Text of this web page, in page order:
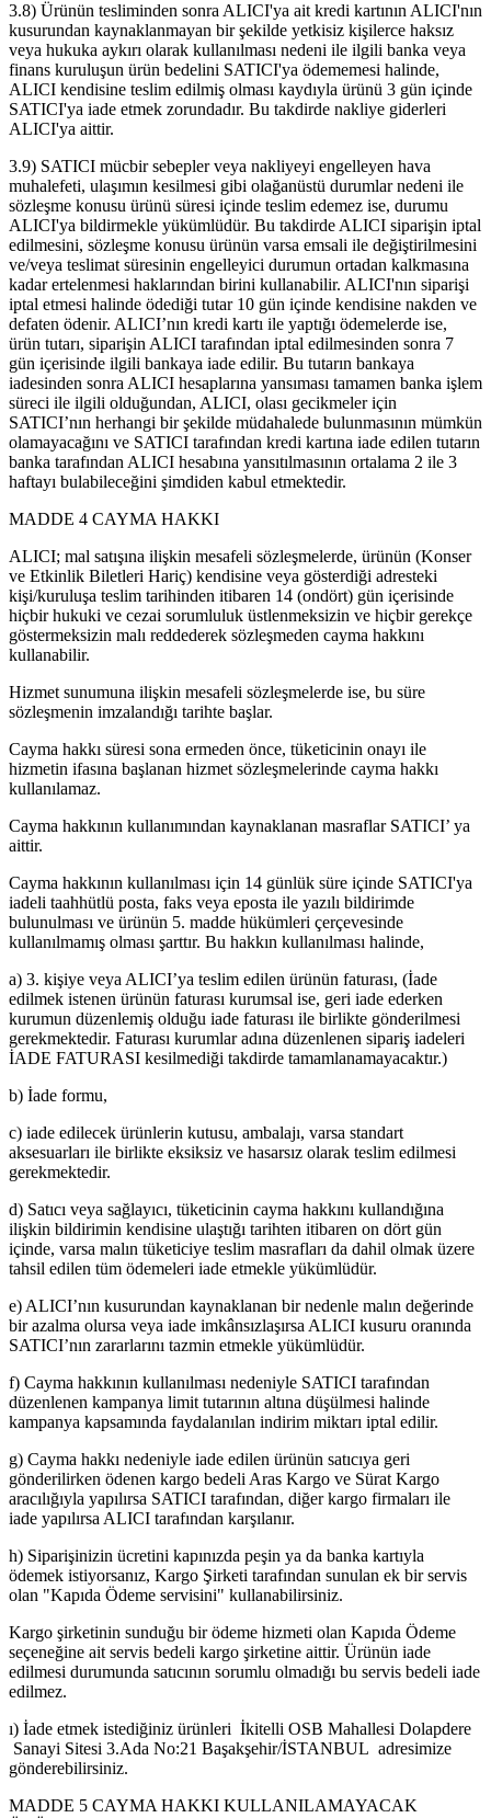
3.8) Ürünün tesliminden sonra ALICI'ya ait kredi kartının ALICI'nın
kusurundan kaynaklanmayan bir şekilde yetkisiz kişilerce haksız
veya hukuka aykırı olarak kullanılması nedeni ile ilgili banka veya
finans kuruluşun ürün bedelini SATICI'ya ödememesi halinde,
ALICI kendisine teslim edilmiş olması kaydıyla ürünü 3 gün içinde
SATICI'ya iade etmek zorundadır. Bu takdirde nakliye giderleri
ALICI'ya aittir.
3.9) SATICI mücbir sebepler veya nakliyeyi engelleyen hava
muhalefeti, ulaşımın kesilmesi gibi olağanüstü durumlar nedeni ile
sözleşme konusu ürünü süresi içinde teslim edemez ise, durumu
ALICI'ya bildirmekle yükümlüdür. Bu takdirde ALICI siparişin iptal
edilmesini, sözleşme konusu ürünün varsa emsali ile değiştirilmesini
ve/veya teslimat süresinin engelleyici durumun ortadan kalkmasına
kadar ertelenmesi haklarından birini kullanabilir. ALICI'nın siparişi
iptal etmesi halinde ödediği tutar 10 gün içinde kendisine nakden ve
defaten ödenir. ALICI’nın kredi kartı ile yaptığı ödemelerde ise,
ürün tutarı, siparişin ALICI tarafından iptal edilmesinden sonra 7
gün içerisinde ilgili bankaya iade edilir. Bu tutarın bankaya
iadesinden sonra ALICI hesaplarına yansıması tamamen banka işlem
süreci ile ilgili olduğundan, ALICI, olası gecikmeler için
SATICI’nın herhangi bir şekilde müdahalede bulunmasının mümkün
olamayacağını ve SATICI tarafından kredi kartına iade edilen tutarın
banka tarafından ALICI hesabına yansıtılmasının ortalama 2 ile 3
haftayı bulabileceğini şimdiden kabul etmektedir.
MADDE 4 CAYMA HAKKI
ALICI; mal satışına ilişkin mesafeli sözleşmelerde, ürünün (Konser
ve Etkinlik Biletleri Hariç) kendisine veya gösterdiği adresteki
kişi/kuruluşa teslim tarihinden itibaren 14 (ondört) gün içerisinde
hiçbir hukuki ve cezai sorumluluk üstlenmeksizin ve hiçbir gerekçe
göstermeksizin malı reddederek sözleşmeden cayma hakkını
kullanabilir.
Hizmet sunumuna ilişkin mesafeli sözleşmelerde ise, bu süre
sözleşmenin imzalandığı tarihte başlar.
Cayma hakkı süresi sona ermeden önce, tüketicinin onayı ile
hizmetin ifasına başlanan hizmet sözleşmelerinde cayma hakkı
kullanılamaz.
Cayma hakkının kullanımından kaynaklanan masraflar SATICI’ ya
aittir.
Cayma hakkının kullanılması için 14 günlük süre içinde SATICI'ya
iadeli taahhütlü posta, faks veya eposta ile yazılı bildirimde
bulunulması ve ürünün 5. madde hükümleri çerçevesinde
kullanılmamış olması şarttır. Bu hakkın kullanılması halinde,
a) 3. kişiye veya ALICI’ya teslim edilen ürünün faturası, (İade
edilmek istenen ürünün faturası kurumsal ise, geri iade ederken
kurumun düzenlemiş olduğu iade faturası ile birlikte gönderilmesi
gerekmektedir. Faturası kurumlar adına düzenlenen sipariş iadeleri
İADE FATURASI kesilmediği takdirde tamamlanamayacaktır.)
b) İade formu,
c) iade edilecek ürünlerin kutusu, ambalajı, varsa standart
aksesuarları ile birlikte eksiksiz ve hasarsız olarak teslim edilmesi
gerekmektedir.
d) Satıcı veya sağlayıcı, tüketicinin cayma hakkını kullandığına
ilişkin bildirimin kendisine ulaştığı tarihten itibaren on dört gün
içinde, varsa malın tüketiciye teslim masrafları da dahil olmak üzere
tahsil edilen tüm ödemeleri iade etmekle yükümlüdür.
e) ALICI’nın kusurundan kaynaklanan bir nedenle malın değerinde
bir azalma olursa veya iade imkânsızlaşırsa ALICI kusuru oranında
SATICI’nın zararlarını tazmin etmekle yükümlüdür.
f) Cayma hakkının kullanılması nedeniyle SATICI tarafından
düzenlenen kampanya limit tutarının altına düşülmesi halinde
kampanya kapsamında faydalanılan indirim miktarı iptal edilir.
g) Cayma hakkı nedeniyle iade edilen ürünün satıcıya geri
gönderilirken ödenen kargo bedeli Aras Kargo ve Sürat Kargo
aracılığıyla yapılırsa SATICI tarafından, diğer kargo firmaları ile
iade yapılırsa ALICI tarafından karşılanır.
h) Siparişinizin ücretini kapınızda peşin ya da banka kartıyla
ödemek istiyorsanız, Kargo Şirketi tarafından sunulan ek bir servis
olan "Kapıda Ödeme servisini" kullanabilirsiniz.
Kargo şirketinin sunduğu bir ödeme hizmeti olan Kapıda Ödeme
seçeneğine ait servis bedeli kargo şirketine aittir. Ürünün iade
edilmesi durumunda satıcının sorumlu olmadığı bu servis bedeli iade
edilmez.
ı) İade etmek istediğiniz ürünleri İkitelli OSB Mahallesi Dolapdere
Sanayi Sitesi 3.Ada No:21 Başakşehir/İSTANBUL adresimize
gönderebilirsiniz.
MADDE 5 CAYMA HAKKI KULLANILAMAYACAK